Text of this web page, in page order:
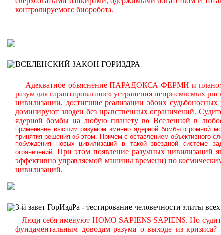
контролируемого биоробота.
ВСЕЛЕНСКИЙ ЗАКОН ГОРИЗДРА
Адекватное объяснение ПАРАДОКСА ФЕРМИ и
разум для гарантированного устранения неприемлемых
цивилизации, достигшие реализации обоих
доминируют злодеи без нравственных ограничений.
ядерной бомбы на любую планету во Вселенной в
применение высшим разумом именно ядерной бомбы огромной
принятия решения об этом. Причем с оставлением объективного
побуждения новых цивилизаций в такой звездной системе
ограничений. При этом появление разумных цивилизаций
эффективно управляемой машины времени) по
цивилизаций.
3-й завет ГорИздРа - тестирование человечности элиты
Люди себя именуют HOMO SAPIENS SAPIENS. Но
фундаментальным доводам разума о выходе из